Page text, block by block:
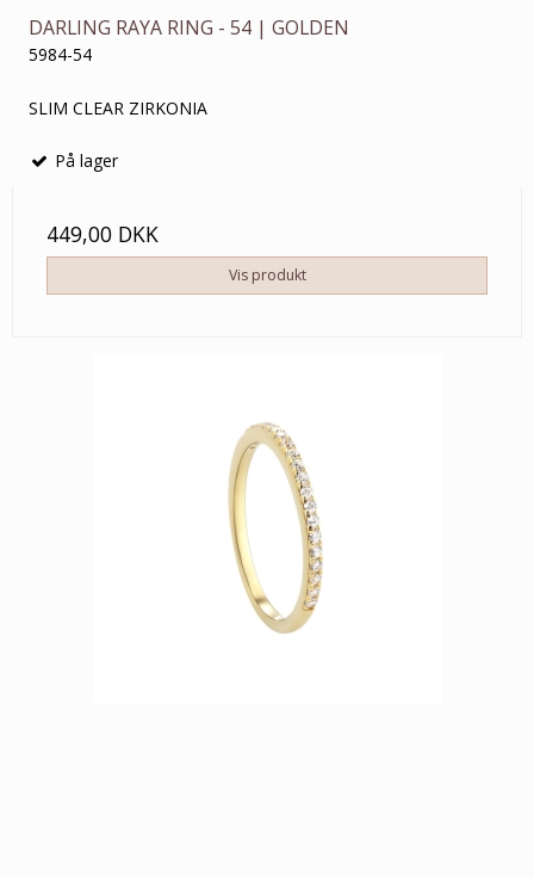
DARLING RAYA RING - 54 | GOLDEN
5984-54
SLIM CLEAR ZIRKONIA
På lager
449,00 DKK
Vis produkt